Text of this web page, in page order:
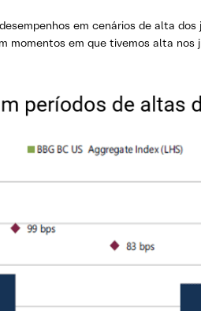
em cenários de alta
em que tivemos alta